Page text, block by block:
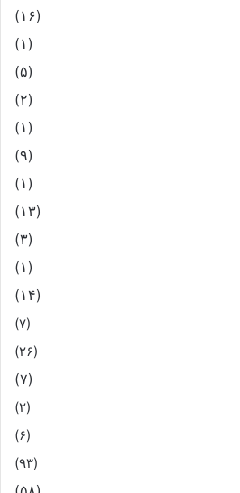
(۱۶)
(۱)
(۵)
(۲)
(۱)
(۹)
(۱)
(۱۳)
(۳)
(۱)
(۱۴)
(۷)
(۲۶)
(۷)
(۲)
(۶)
(۹۳)